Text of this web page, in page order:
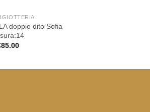
doppio dito Sofia
85.00